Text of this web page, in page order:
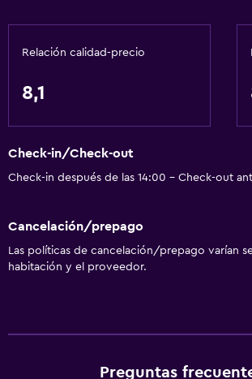
Sistema de entretenimiento
TV por cable o vía satélite
Baño
Secador de pelo
Espacio de almacenamiento
Relación calidad-precio
8,1
Check-in/Check-out
Check-in después de las 14:00 - Check-out
Cancelación/prepago
Las políticas de cancelación/prepago varían
habitación y el proveedor.
Preguntas